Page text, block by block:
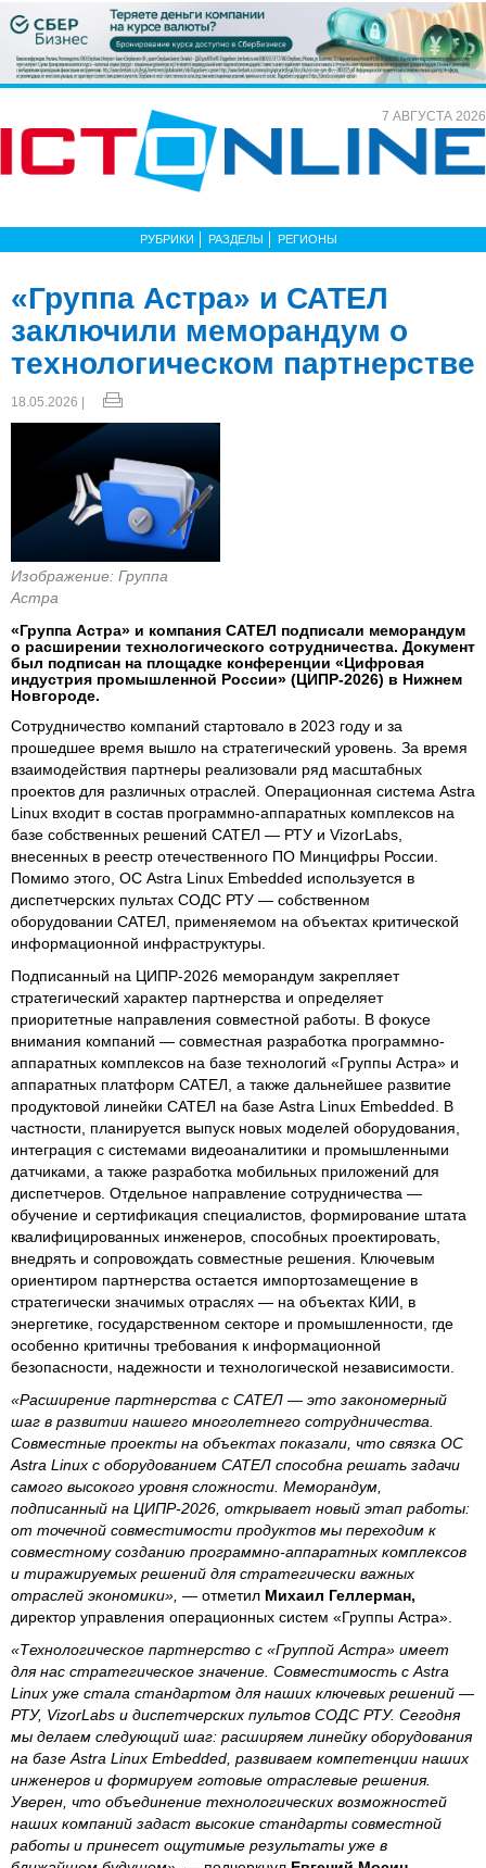
7 АВГУСТА 2026
РУБРИКИ РАЗДЕЛЫ РЕГИОНЫ
«Группа Астра» и САТЕЛ
заключили меморандум о
технологическом партнерстве
18.05.2026 |
Изображение: Группа
Астра
«Группа Астра» и компания САТЕЛ подписали меморандум
о расширении технологического сотрудничества. Документ
был подписан на площадке конференции «Цифровая
индустрия промышленной России» (ЦИПР-2026) в Нижнем
Новгороде.
Сотрудничество компаний стартовало в 2023 году и за
прошедшее время вышло на стратегический уровень. За время
взаимодействия партнеры реализовали ряд масштабных
проектов для различных отраслей. Операционная система Astra
Linux входит в состав программно-аппаратных комплексов на
базе собственных решений САТЕЛ — РТУ и VizorLabs,
внесенных в реестр отечественного ПО Минцифры России.
Помимо этого, ОС Astra Linux Embedded используется в
диспетчерских пультах СОДС РТУ — собственном
оборудовании САТЕЛ, применяемом на объектах критической
информационной инфраструктуры.
Подписанный на ЦИПР-2026 меморандум закрепляет
стратегический характер партнерства и определяет
приоритетные направления совместной работы. В фокусе
внимания компаний — совместная разработка программно-
аппаратных комплексов на базе технологий «Группы Астра» и
аппаратных платформ САТЕЛ, а также дальнейшее развитие
продуктовой линейки САТЕЛ на базе Astra Linux Embedded. В
частности, планируется выпуск новых моделей оборудования,
интеграция с системами видеоаналитики и промышленными
датчиками, а также разработка мобильных приложений для
диспетчеров. Отдельное направление сотрудничества —
обучение и сертификация специалистов, формирование штата
квалифицированных инженеров, способных проектировать,
внедрять и сопровождать совместные решения. Ключевым
ориентиром партнерства остается импортозамещение в
стратегически значимых отраслях — на объектах КИИ, в
энергетике, государственном секторе и промышленности, где
особенно критичны требования к информационной
безопасности, надежности и технологической независимости.
«Расширение партнерства с САТЕЛ — это закономерный
шаг в развитии нашего многолетнего сотрудничества.
Совместные проекты на объектах показали, что связка ОС
Astra Linux с оборудованием САТЕЛ способна решать задачи
самого высокого уровня сложности. Меморандум,
подписанный на ЦИПР-2026, открывает новый этап работы:
от точечной совместимости продуктов мы переходим к
совместному созданию программно-аппаратных комплексов
и тиражируемых решений для стратегически важных
отраслей экономики», — отметил Михаил Геллерман,
директор управления операционных систем «Группы Астра».
«Технологическое партнерство с «Группой Астра» имеет
для нас стратегическое значение. Совместимость с Astra
Linux уже стала стандартом для наших ключевых решений —
РТУ, VizorLabs и диспетчерских пультов СОДС РТУ. Сегодня
мы делаем следующий шаг: расширяем линейку оборудования
на базе Astra Linux Embedded, развиваем компетенции наших
инженеров и формируем готовые отраслевые решения.
Уверен, что объединение технологических возможностей
наших компаний задаст высокие стандарты совместной
работы и принесет ощутимые результаты уже в